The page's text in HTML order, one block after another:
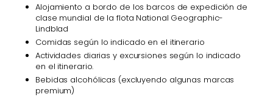
Alojamiento a bordo de los barcos de expedición de
clase mundial de la flota National Geographic-
Lindblad
Comidas según lo indicado en el itinerario
Actividades diarias y excursiones según lo indicado
en el itinerario.
Bebidas alcohólicas (excluyendo algunas marcas
premium)